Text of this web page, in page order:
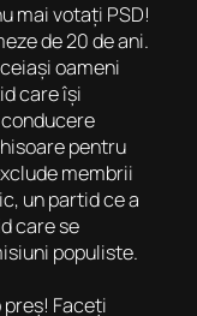
mai votați PSD!
de 20 de ani.
oameni
care își
pentru
membrii
un partid ce a
care se
populiste.
Faceți